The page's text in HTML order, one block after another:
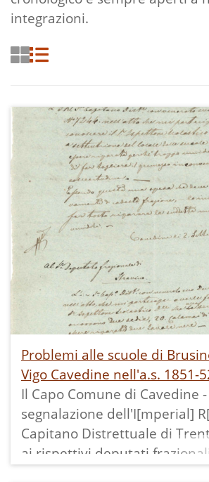
integrazioni.
Problemi alle scuole di
Vigo Cavedine nell'a.s. 1851-
Il Capo Comune di Cavedine
segnalazione dell'I[mperial]
Capitano Distrettuale di
ai rispettivi deputati frazionali